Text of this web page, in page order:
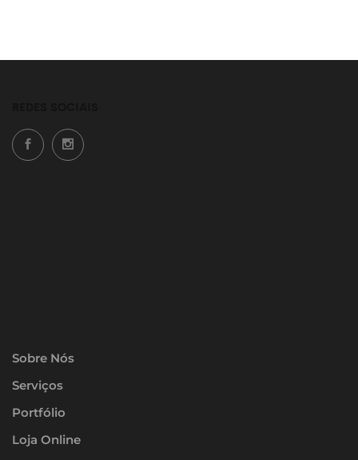
Sobre Nós
Serviços
Portfólio
Loja Online